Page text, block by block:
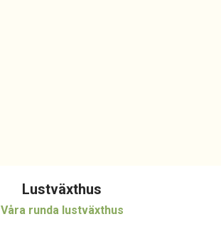
Lustväxthus
Våra runda lustväxthus